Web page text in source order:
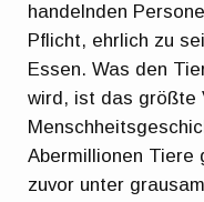
handelnden
Pflicht, ehrlich zu
Essen. Was den
wird, ist das größte
Abermillionen Tiere
zuvor unter